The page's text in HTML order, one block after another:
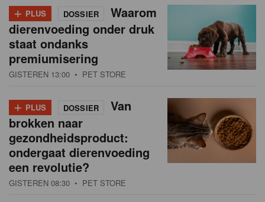
+ PLUS DOSSIER
Waarom
dierenvoeding onder druk
staat ondanks
premiumisering
GISTEREN 13:00 • PET STORE
+ PLUS DOSSIER
Van
brokken naar
gezondheidsproduct:
ondergaat dierenvoeding
een revolutie?
GISTEREN 08:30 • PET STORE